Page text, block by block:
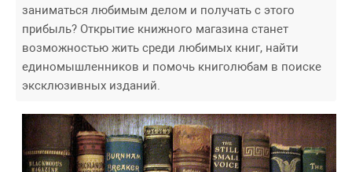
заниматься любимым делом и получать с этого
прибыль? Открытие книжного магазина станет
возможностью жить среди любимых книг, найти
единомышленников и помочь книголюбам в поиске
эксклюзивных изданий.